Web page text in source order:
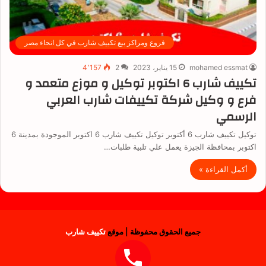
فروع ومراكز بيع تكييف شارب في كل انحاء مصر
mohamed essmat 15 يناير، 2023 2 4٬157
تكييف شارب 6 اكتوبر توكيل و موزع متعمد و
فرع و وكيل شركة تكييفات شارب العربي
الرسمي
توكيل تكييف شارب 6 أكتوبر توكيل تكييف شارب 6 اكتوبر الموجودة بمدينة 6
اكتوبر بمحافظة الجيزة يعمل علي تلبية طلبات…
أكمل القراءة »
جميع الحقوق محفوظة | موقعتكييف شارب
فيسبوك